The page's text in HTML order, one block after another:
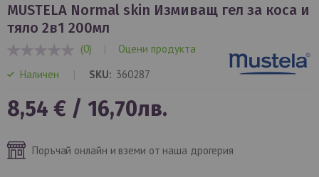
към
началото
на
галерия
снимки
MUSTELA Normal skin Измиващ гел за коса и
тяло 2в1 200мл
(0) |
Оцени продукта
Наличен
SKU 360287
8,54 € / 16,70лв.
Поръчай онлайн и вземи от наша дрогерия